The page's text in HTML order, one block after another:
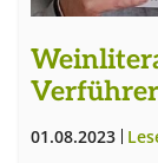
Verführer
01.08.2023